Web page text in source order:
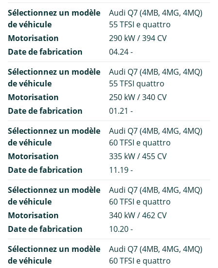
Sélectionnez un modèle
de véhicule
Audi Q7 (4MB, 4MG, 4MQ)
55 TFSI e quattro
Motorisation
290 kW / 394 CV
Date de fabrication
04.24 -
Sélectionnez un modèle
de véhicule
Audi Q7 (4MB, 4MG, 4MQ)
55 TFSI quattro
Motorisation
250 kW / 340 CV
Date de fabrication
01.21 -
Sélectionnez un modèle
de véhicule
Audi Q7 (4MB, 4MG, 4MQ)
60 TFSI e quattro
Motorisation
335 kW / 455 CV
Date de fabrication
11.19 -
Sélectionnez un modèle
de véhicule
Audi Q7 (4MB, 4MG, 4MQ)
60 TFSI e quattro
Motorisation
340 kW / 462 CV
Date de fabrication
10.20 -
Sélectionnez un modèle
de véhicule
Audi Q7 (4MB, 4MG, 4MQ)
60 TFSI e quattro